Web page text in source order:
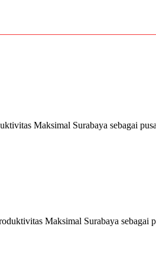
Maksimal Surabaya sebagai
Maksimal Surabaya sebagai